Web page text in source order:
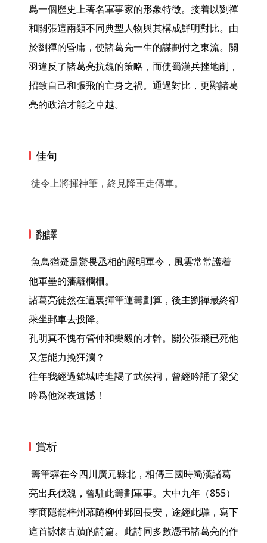
爲一個歷史上著名軍事家的形象特徵。接着以劉禪
和關張這兩類不同典型人物與其構成鮮明對比。由
於劉禪的昏庸，使諸葛亮一生的謀劃付之東流。關
羽違反了諸葛亮抗魏的策略，而使蜀漢兵挫地削，
招致自己和張飛的亡身之禍。通過對比，更顯諸葛
亮的政治才能之卓越。
佳句
徒令上將揮神筆，終見降王走傳車。
翻譯
他軍壘的藩籬欄柵。
諸葛亮徒然在這裏揮筆運籌劃算，後主劉禪最終卻
乘坐郵車去投降。
孔明真不愧有管仲和樂毅的才幹。關公張飛已死他
又怎能力挽狂瀾？
往年我經過錦城時進謁了武侯祠，曾經吟誦了梁父
吟爲他深表遺憾！
賞析
亮出兵伐魏，曾駐此籌劃軍事。大中九年（855）
李商隱罷梓州幕隨柳仲郢回長安，途經此驛，寫下
這首詠懷古蹟的詩篇。此詩同多數憑弔諸葛亮的作